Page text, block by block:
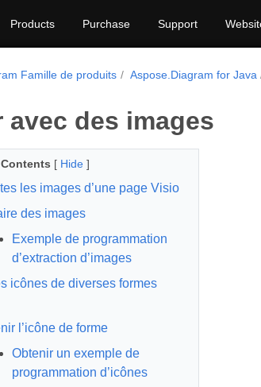
Products Purchase Support
Famille de produits Aspose.Diagram for Java
avec des images
Contents [ Hide ]
les images d’une page Visio
des images
Exemple de programmation
d’extraction d’images
icônes de diverses formes
l’icône de forme
Obtenir un exemple de
programmation d’icônes